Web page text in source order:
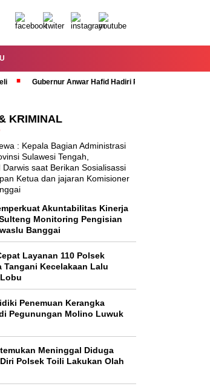
Gubernur Anwar Hafid Hadiri Rapat Paripurna
KRIMINAL
Akuntabilitas Kinerja
Monitoring Pengisian
Banggai
Layanan 110 Polsek
Tangani Kecelakaan Lalu
Penemuan Kerangka
Pegunungan Molino Luwuk
Meninggal Diduga
Polsek Toili Lakukan Olah